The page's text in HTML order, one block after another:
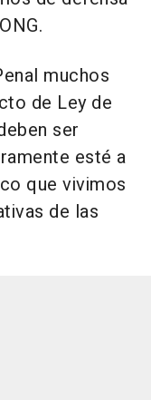
muchos
de Ley de
ser
esté a
que vivimos
de las